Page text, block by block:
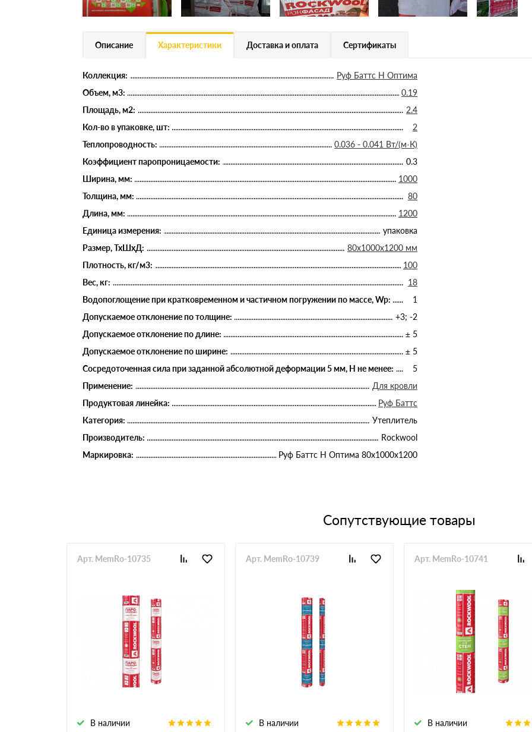
Описание Характеристики Доставка и оплата Сертификаты
Коллекция:
Руф Баттс Н Оптима
Объем, м3:
0.19
Площадь, м2:
2.4
Кол-во в упаковке, шт:
2
Теплопроводность:
0.036 - 0.041 Вт/(м·К)
Коэффициент паропроницаемости:
0.3
Ширина, мм:
1000
Толщина, мм:
80
Длина, мм:
1200
Единица измерения:
упаковка
Размер, ТхШхД:
80х1000х1200 мм
Плотность, кг/м3:
100
Вес, кг:
18
Водопоглощение при кратковременном и частичном погружении по массе, Wp:
1
Допускаемое отклонение по толщине:
+3; -2
Допускаемое отклонение по длине:
± 5
Допускаемое отклонение по ширине:
± 5
Сосредоточенная сила при заданной абсолютной деформации 5 мм, Н не менее:
5
Применение:
Для кровли
Продуктовая линейка:
Руф Баттс
Категория:
Утеплитель
Производитель:
Rockwool
Маркировка:
Руф Баттс Н Оптима 80х1000х1200
Сопутствующие товары
В наличии
Арт. MemRo-10735
В наличии
Арт. MemRo-10739
В наличии
Арт. MemRo-10741